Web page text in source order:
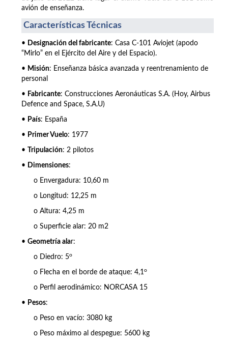
avión de enseñanza.
Características Técnicas
• Designación del fabricante: Casa C-101 Aviojet (apodo
“Mirlo” en el Ejército del Aire y del Espacio).
• Misión: Enseñanza básica avanzada y reentrenamiento de
personal
• Fabricante: Construcciones Aeronáuticas S.A. (Hoy, Airbus
Defence and Space, S.A.U)
• País: España
• Primer Vuelo: 1977
• Tripulación: 2 pilotos
• Dimensiones:
o Envergadura: 10,60 m
o Longitud: 12,25 m
o Altura: 4,25 m
o Superficie alar: 20 m2
• Geometría alar:
o Diedro: 5o
o Flecha en el borde de ataque: 4,1o
o Perfil aerodinámico: NORCASA 15
• Pesos:
o Peso en vacío: 3080 kg
o Peso máximo al despegue: 5600 kg